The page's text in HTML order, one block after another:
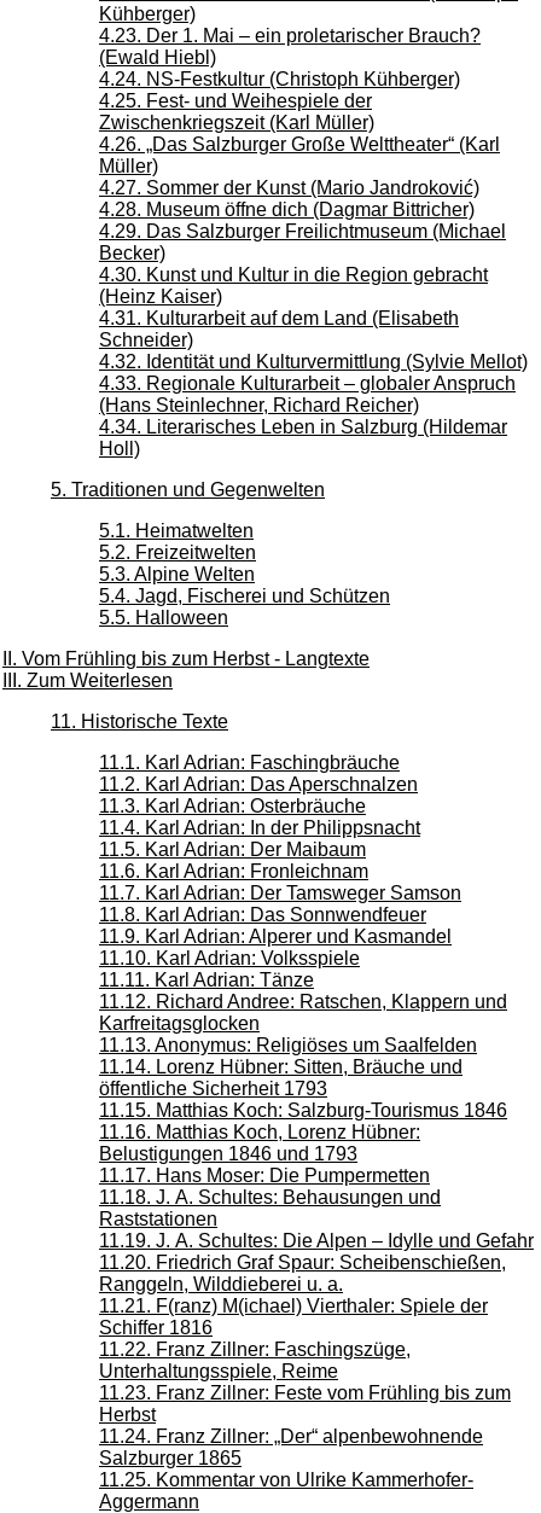
Kühberger)
4.23. Der 1. Mai – ein proletarischer Brauch?
(Ewald Hiebl)
4.24. NS-Festkultur (Christoph Kühberger)
4.25. Fest- und Weihespiele der
Zwischenkriegszeit (Karl Müller)
4.26. „Das Salzburger Große Welttheater“ (Karl
Müller)
4.27. Sommer der Kunst (Mario Jandroković)
4.28. Museum öffne dich (Dagmar Bittricher)
4.29. Das Salzburger Freilichtmuseum (Michael
Becker)
4.30. Kunst und Kultur in die Region gebracht
(Heinz Kaiser)
4.31. Kulturarbeit auf dem Land (Elisabeth
Schneider)
4.32. Identität und Kulturvermittlung (Sylvie Mellot)
4.33. Regionale Kulturarbeit – globaler Anspruch
(Hans Steinlechner, Richard Reicher)
4.34. Literarisches Leben in Salzburg (Hildemar
Holl)
5. Traditionen und Gegenwelten
5.1. Heimatwelten
5.2. Freizeitwelten
5.3. Alpine Welten
5.4. Jagd, Fischerei und Schützen
5.5. Halloween
II. Vom Frühling bis zum Herbst - Langtexte
III. Zum Weiterlesen
11. Historische Texte
11.1. Karl Adrian: Faschingbräuche
11.2. Karl Adrian: Das Aperschnalzen
11.3. Karl Adrian: Osterbräuche
11.4. Karl Adrian: In der Philippsnacht
11.5. Karl Adrian: Der Maibaum
11.6. Karl Adrian: Fronleichnam
11.7. Karl Adrian: Der Tamsweger Samson
11.8. Karl Adrian: Das Sonnwendfeuer
11.9. Karl Adrian: Alperer und Kasmandel
11.10. Karl Adrian: Volksspiele
11.11. Karl Adrian: Tänze
11.12. Richard Andree: Ratschen, Klappern und
Karfreitagsglocken
11.13. Anonymus: Religiöses um Saalfelden
11.14. Lorenz Hübner: Sitten, Bräuche und
öffentliche Sicherheit 1793
11.15. Matthias Koch: Salzburg-Tourismus 1846
11.16. Matthias Koch, Lorenz Hübner:
Belustigungen 1846 und 1793
11.17. Hans Moser: Die Pumpermetten
11.18. J. A. Schultes: Behausungen und
Raststationen
11.19. J. A. Schultes: Die Alpen – Idylle und Gefahr
11.20. Friedrich Graf Spaur: Scheibenschießen,
Ranggeln, Wilddieberei u. a.
11.21. F(ranz) M(ichael) Vierthaler: Spiele der
Schiffer 1816
11.22. Franz Zillner: Faschingszüge,
Unterhaltungsspiele, Reime
11.23. Franz Zillner: Feste vom Frühling bis zum
Herbst
11.24. Franz Zillner: „Der“ alpenbewohnende
Salzburger 1865
11.25. Kommentar von Ulrike Kammerhofer-
Aggermann